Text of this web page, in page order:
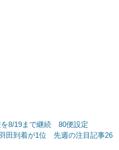
8/19まで継続 80便設定
田到着が1位 先週の注目記事26